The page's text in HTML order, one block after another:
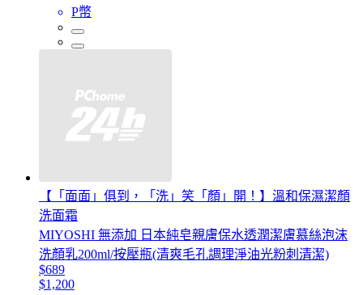
P幣
【「面面」俱到，「洗」笑「顏」開！】溫和保濕潔顏
洗面霜
MIYOSHI 無添加 日本純皂親膚保水透潤潔膚慕絲泡沫
洗顏乳200ml/按壓瓶(清爽毛孔調理淨油光粉刺清潔)
$689
$1,200